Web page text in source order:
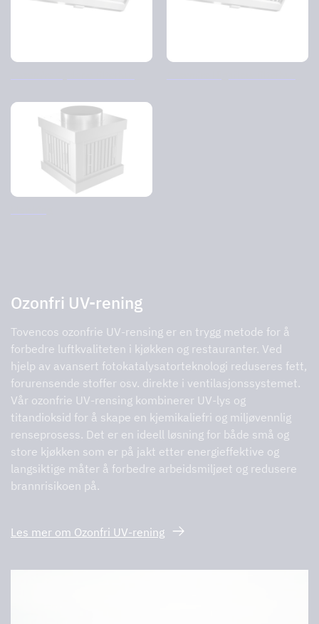
Ozonfri UV-rening
Tovencos ozonfrie UV-rensing er en trygg metode for å
forbedre luftkvaliteten i kjøkken og restauranter. Ved
hjelp av avansert fotokatalysatorteknologi reduseres fett,
forurensende stoffer osv. direkte i ventilasjonssystemet.
Vår ozonfrie UV-rensing kombinerer UV-lys og
titandioksid for å skape en kjemikaliefri og miljøvennlig
renseprosess. Det er en ideell løsning for både små og
store kjøkken som er på jakt etter energieffektive og
langsiktige måter å forbedre arbeidsmiljøet og redusere
brannrisikoen på.
Les mer om Ozonfri UV-rening